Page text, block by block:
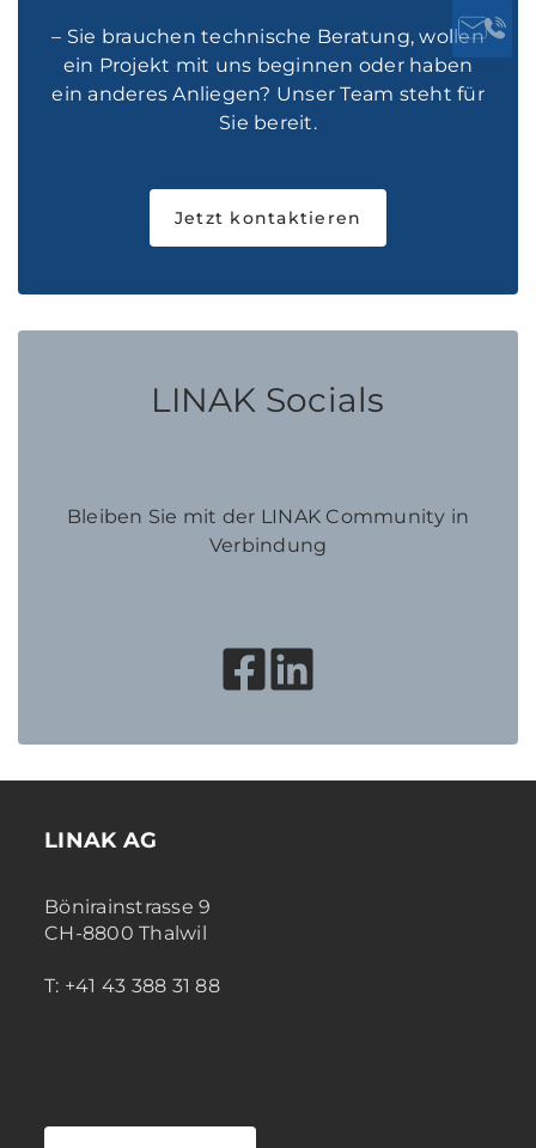
– Sie brauchen technische Beratung, wollen
ein Projekt mit uns beginnen oder haben
ein anderes Anliegen? Unser Team steht für
Sie bereit.
Jetzt kontaktieren
LINAK Socials
Bleiben Sie mit der LINAK Community in
Verbindung
LINAK AG
Bönirainstrasse 9
CH-8800 Thalwil
T: +41 43 388 31 88